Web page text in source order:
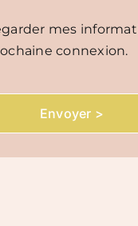
mes
connexion.